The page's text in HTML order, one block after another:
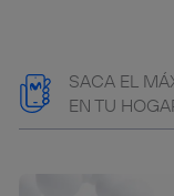
SACA EL
EN TU